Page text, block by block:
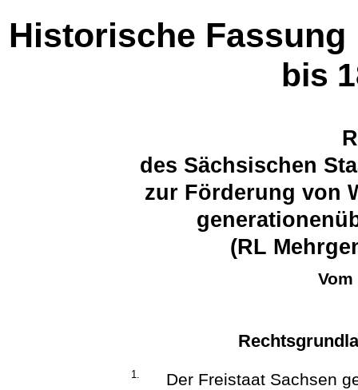
Historische Fassung
bis
des Sächsischen
zur Förderung von
(RL
1.
Der Freistaat Sachsen